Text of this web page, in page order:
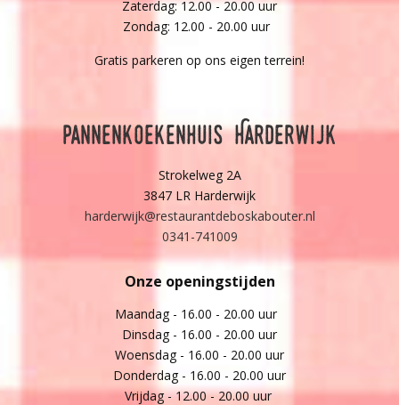
Zaterdag: 12.00 - 20.00 uur
Zondag: 12.00 - 20.00 uur
Gratis parkeren op ons eigen terrein!
Pannenkoekenhuis Harderwijk
Strokelweg 2A
3847 LR Harderwijk
harderwijk@restaurantdeboskabouter.nl
0341-741009
Onze openingstijden
Maandag - 16.00 - 20.00 uur
Dinsdag - 16.00 - 20.00 uur
Woensdag - 16.00 - 20.00 uur
Donderdag - 16.00 - 20.00 uur
Vrijdag - 12.00 - 20.00 uur